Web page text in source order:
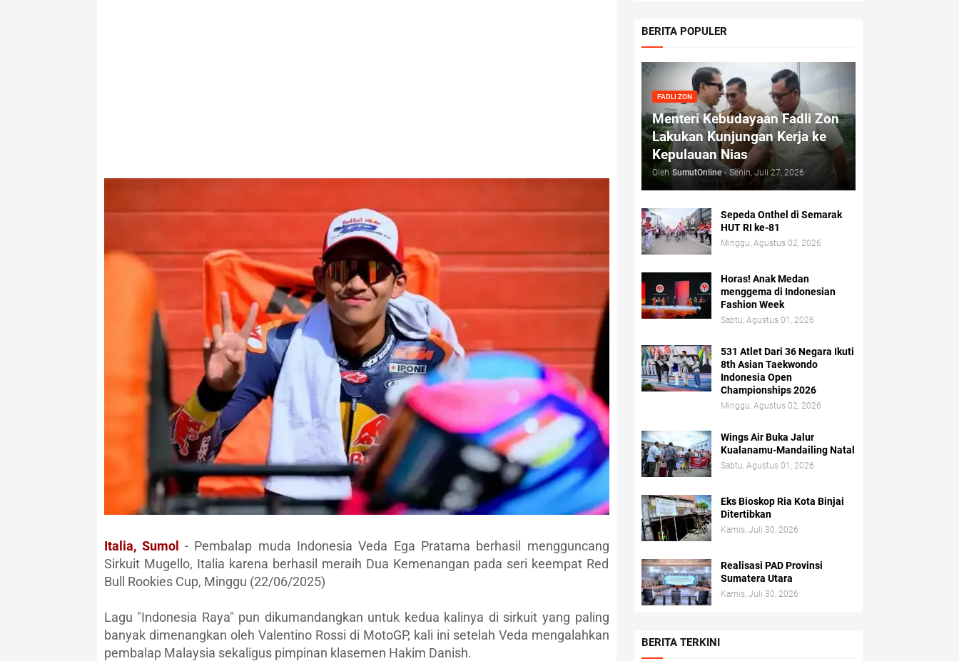
Italia, Sumol
- Pembalap muda Indonesia Veda Ega Pratama berhasil mengguncang
Sirkuit Mugello, Italia karena berhasil meraih Dua Kemenangan pada seri keempat Red
Bull Rookies Cup, Minggu (22/06/2025)
Lagu "Indonesia Raya" pun dikumandangkan untuk kedua kalinya di sirkuit yang paling
banyak dimenangkan oleh Valentino Rossi di MotoGP, kali ini setelah Veda mengalahkan
pembalap Malaysia sekaligus pimpinan klasemen Hakim Danish.
BERITA POPULER
FADLI ZON
Menteri Kebudayaan Fadli Zon
Lakukan Kunjungan Kerja ke
Kepulauan Nias
Oleh SumutOnline - Senin, Juli 27, 2026
Sepeda Onthel di Semarak
HUT RI ke-81
Minggu, Agustus 02, 2026
Horas! Anak Medan
menggema di Indonesian
Fashion Week
Sabtu, Agustus 01, 2026
531 Atlet Dari 36 Negara Ikuti
8th Asian Taekwondo
Indonesia Open
Championships 2026
Minggu, Agustus 02, 2026
Wings Air Buka Jalur
Kualanamu-Mandailing Natal
Sabtu, Agustus 01, 2026
Eks Bioskop Ria Kota Binjai
Ditertibkan
Kamis, Juli 30, 2026
Realisasi PAD Provinsi
Sumatera Utara
Kamis, Juli 30, 2026
BERITA TERKINI